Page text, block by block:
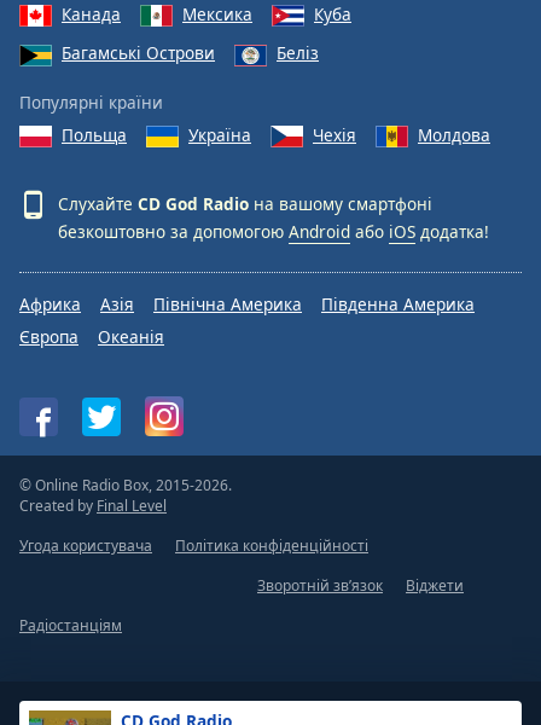
Канада
Мексика
Куба
Багамські Острови
Беліз
Популярні країни
Польща
Україна Чехія Молдова
Слухайте CD God Radio на вашому смартфоні
безкоштовно за допомогою Android або iOS додатка!
Африка Азія Північна Америка
Південна Америка
Європа
Океанія
© Online Radio Box, 2015-2026.
Created by Final Level
Угода користувача
Політика конфіденційності
Зворотній зв’язок
Віджети
Радіостанціям